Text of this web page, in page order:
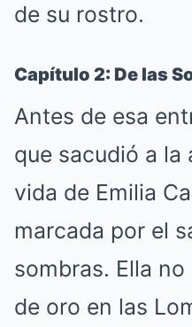
de su rostro.
Capítulo 2: De las
Antes de esa
que sacudió a la
vida de Emilia
marcada por el
sombras. Ella
de oro en las